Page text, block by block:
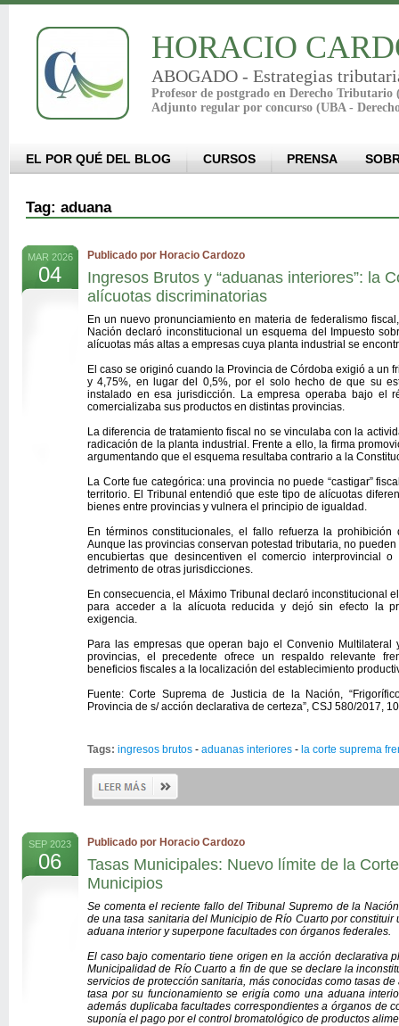
HORACIO
ABOGADO - Estrategias
Profesor de postgrado en Derecho Tributario
Adjunto regular por concurso (UBA -
EL POR QUÉ DEL BLOG CURSOS PRENSA
Tag: aduana
MAR 2026
04
Publicado por Horacio Cardozo
Ingresos Brutos y “aduanas interiores”: la
alícuotas discriminatorias
En un nuevo pronunciamiento en materia de federalismo
Nación declaró inconstitucional un esquema del Impuesto
alícuotas más altas a empresas cuya planta industrial se
El caso se originó cuando la Provincia de Córdoba exigió a un
y 4,75%, en lugar del 0,5%, por el solo hecho de que su
instalado en esa jurisdicción. La empresa operaba bajo el
comercializaba sus productos en distintas provincias.
La diferencia de tratamiento fiscal no se vinculaba con la
radicación de la planta industrial. Frente a ello, la firma
argumentando que el esquema resultaba contrario a la
La Corte fue categórica: una provincia no puede “castigar”
territorio. El Tribunal entendió que este tipo de alícuotas
bienes entre provincias y vulnera el principio de igualdad.
En términos constitucionales, el fallo refuerza la prohibición
Aunque las provincias conservan potestad tributaria, no
encubiertas que desincentiven el comercio interprovincial
detrimento de otras jurisdicciones.
En consecuencia, el Máximo Tribunal declaró inconstitucional
para acceder a la alícuota reducida y dejó sin efecto la
exigencia.
Para las empresas que operan bajo el Convenio Multilateral
provincias, el precedente ofrece un respaldo relevante
beneficios fiscales a la localización del establecimiento
Fuente: Corte Suprema de Justicia de la Nación,
Provincia de s/ acción declarativa de certeza”, CSJ 580/2017,
Tags: ingresos brutos - aduanas interiores - la corte suprema
SEP 2023
06
Publicado por Horacio Cardozo
Tasas Municipales: Nuevo límite de la
Municipios
Se comenta el reciente fallo del Tribunal Supremo de la
de una tasa sanitaria del Municipio de Río Cuarto por
aduana interior y superpone facultades con órganos federales.
El caso bajo comentario tiene origen en la acción declarativa
Municipalidad de Río Cuarto a fin de que se declare la
servicios de protección sanitaria, más conocidas como tasas
tasa por su funcionamiento se erigía como una aduana
además duplicaba facultades correspondientes a órganos de
suponía el pago por el control bromatológico de productos